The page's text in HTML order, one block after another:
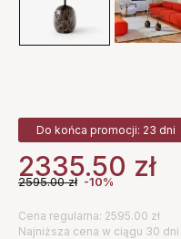
Do końca promocji: 23 dni
2335.50 zł
2595.00zł -10%
Cena regularna: 2595.00 zł
Najniższa cena w ciągu 30